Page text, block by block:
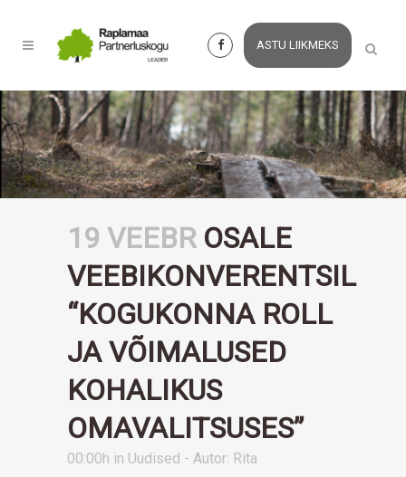
ASTU LIIKMEKS
19 VEEBROSALE
VEEBIKONVERENTSIL
“KOGUKONNA ROLL
JA VÕIMALUSED
KOHALIKUS
OMAVALITSUSES”
00:00h in Uudised - Autor: Rita